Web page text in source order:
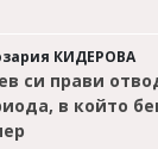
КИДЕРОВА
си прави
в който